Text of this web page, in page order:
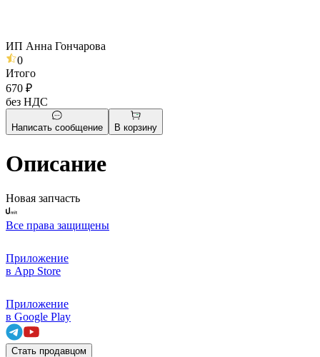
ИП Анна Гончарова
0
Итого
670 ₽
без НДС
Написать сообщение В корзину
Описание
Новая запчасть
Все права защищены
Приложение
в App Store
Приложение
в Google Play
Стать продавцом